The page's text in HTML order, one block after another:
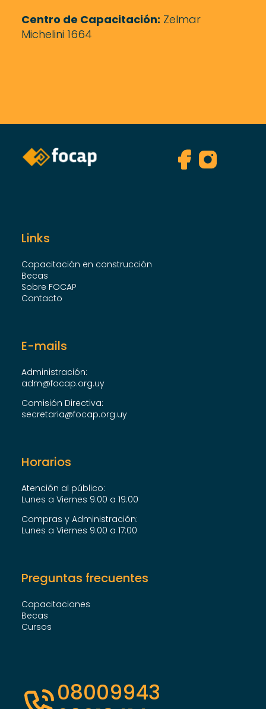
Centro de Capacitación: Zelmar
Michelini 1664
Links
Capacitación en construcción
Becas
Sobre FOCAP
Contacto
E-mails
Administración:
adm@focap.org.uy
Comisión Directiva:
secretaria@focap.org.uy
Horarios
Atención al público:
Lunes a Viernes 9:00 a 19:00
Compras y Administración:
Lunes a Viernes 9:00 a 17:00
Preguntas frecuentes
Capacitaciones
Becas
Cursos
08009943